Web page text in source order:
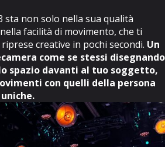
sta non solo nella sua qualità
facilità di movimento, che ti
creative in pochi secondi. Un
come se stessi disegnando
spazio davanti al tuo soggetto,
con quelli della persona